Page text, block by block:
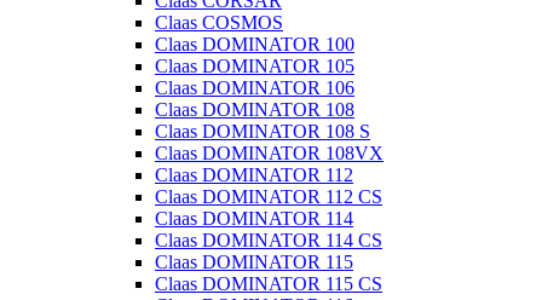
Claas COSMOS
Claas DOMINATOR 100
Claas DOMINATOR 105
Claas DOMINATOR 106
Claas DOMINATOR 108
Claas DOMINATOR 108 S
Claas DOMINATOR 108VX
Claas DOMINATOR 112
Claas DOMINATOR 112 CS
Claas DOMINATOR 114
Claas DOMINATOR 114 CS
Claas DOMINATOR 115
Claas DOMINATOR 115 CS